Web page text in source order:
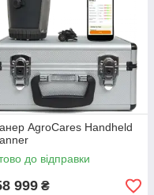
AgroCares Handheld
до відправки
999 ₴